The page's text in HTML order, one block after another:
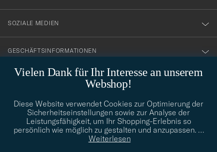
Vielen Dank für Ihr Interesse an unserem
Webshop!
Diese Website verwendet Cookies zur Optimierung der
Sicherheitseinstellungen sowie zur Analyse der
Leistungsfähigkeit, um Ihr Shopping-Erlebnis so
persönlich wie möglich zu gestalten und anzupassen. …
Weiterlesen
SOZIALE MEDIEN
GESCHÄFTSINFORMATIONEN
info@careofcarl.de
Benötigen Sie Hilfe bei der Suche nach Ihrem persönlichen Stil?
Wenden Sie sich an uns, wir helfen Ihnen gerne weiter!